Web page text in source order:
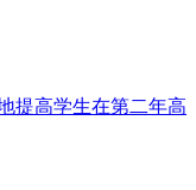
提高学生在第二年高